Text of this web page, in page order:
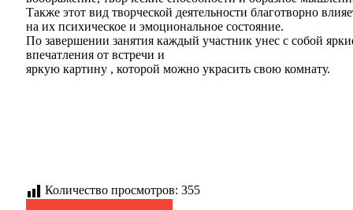
Также этот вид творческой деятельности благотворно
на их психическое и эмоциональное состояние.
По завершении занятия каждый участник унес с собой
впечатления от встречи и
яркую картину , которой можно украсить свою комнату.
Количество просмотров: 355